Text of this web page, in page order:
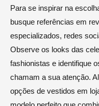
Para se inspirar na
busque referências em
especializados, redes
Observe os looks das
fashionistas e identifique
chamam a sua atenção.
opções de vestidos em